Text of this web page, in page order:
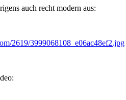
auch recht modern aus:
2619/3999068108_e06ac48ef2.jpg